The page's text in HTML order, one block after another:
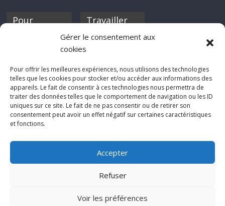
Gérer le consentement aux
cookies
Pour offrir les meilleures expériences, nous utilisons des technologies
telles que les cookies pour stocker et/ou accéder aux informations des
appareils. Le fait de consentir à ces technologies nous permettra de
traiter des données telles que le comportement de navigation ou les ID
uniques sur ce site. Le fait de ne pas consentir ou de retirer son
consentement peut avoir un effet négatif sur certaines caractéristiques
et fonctions.
Accepter
Refuser
Voir les préférences
Pour
discothèque
Travailler
Si tu souhaites
Rocknfool, n'hésite
pas à nous envoyer
tes chroniques de
concerts, de films,
séries ou des billets
d'humeur :
net